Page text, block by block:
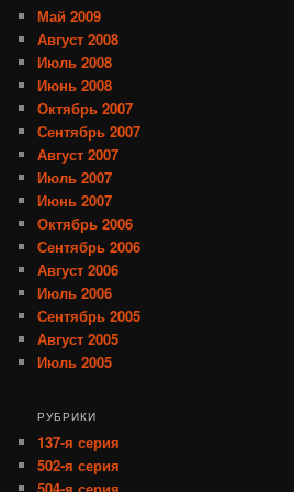
Май 2009
Август 2008
Июль 2008
Июнь 2008
Октябрь 2007
Сентябрь 2007
Август 2007
Июль 2007
Июнь 2007
Октябрь 2006
Сентябрь 2006
Август 2006
Июль 2006
Сентябрь 2005
Август 2005
Июль 2005
РУБРИКИ
137-я серия
502-я серия